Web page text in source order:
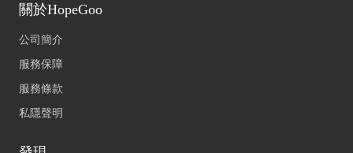
關於HopeGoo
公司簡介
服務保障
服務條款
私隱聲明